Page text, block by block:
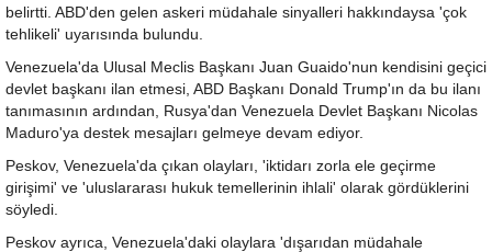
belirtti. ABD'den gelen askeri müdahale sinyalleri hakkındaysa 'çok
tehlikeli' uyarısında bulundu.
Venezuela'da Ulusal Meclis Başkanı Juan Guaido'nun kendisini geçici
devlet başkanı ilan etmesi, ABD Başkanı Donald Trump'ın da bu ilanı
tanımasının ardından, Rusya'dan Venezuela Devlet Başkanı Nicolas
Maduro'ya destek mesajları gelmeye devam ediyor.
Peskov, Venezuela'da çıkan olayları, 'iktidarı zorla ele geçirme
girişimi' ve 'uluslararası hukuk temellerinin ihlali' olarak gördüklerini
söyledi.
Peskov ayrıca, Venezuela'daki olaylara 'dışarıdan müdahale